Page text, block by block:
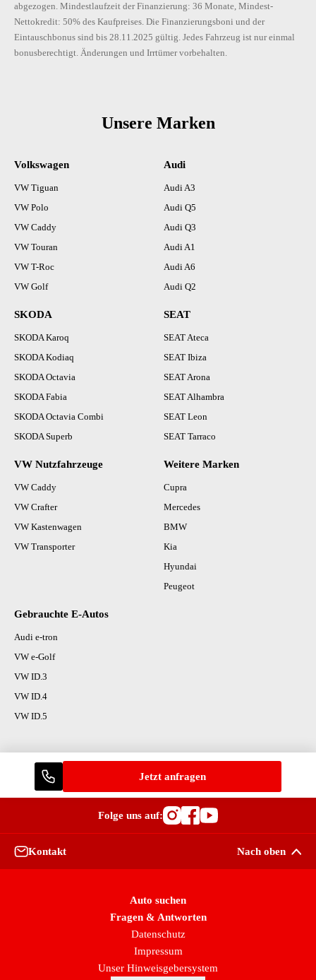
abgezogen. Mindestlaufzeit der Finanzierung: 36 Monate, Mindest-
Nettokredit: 50% des Kaufpreises. Die Finanzierungsboni und der
Eintauschbonus sind bis 28.11.2025 gültig. Jedes Fahrzeug ist nur einmal
bonusberechtigt. Änderungen und Irrtümer vorbehalten.
Unsere Marken
Volkswagen
VW Tiguan
VW Polo
VW Caddy
VW Touran
VW T-Roc
VW Golf
Audi
Audi A3
Audi Q5
Audi Q3
Audi A1
Audi A6
Audi Q2
SKODA
SKODA Karoq
SKODA Kodiaq
SKODA Octavia
SKODA Fabia
SKODA Octavia Combi
SKODA Superb
SEAT
SEAT Ateca
SEAT Ibiza
SEAT Arona
SEAT Alhambra
SEAT Leon
SEAT Tarraco
VW Nutzfahrzeuge
VW Caddy
VW Crafter
VW Kastenwagen
VW Transporter
Weitere Marken
Cupra
Mercedes
BMW
Kia
Hyundai
Peugeot
Gebrauchte E-Autos
Audi e-tron
VW e-Golf
VW ID.3
VW ID.4
VW ID.5
Jetzt anfragen
Folge uns auf:
Besuche
Besuche
Besuche
Kontakt Nach oben
Auto suchen
Fragen & Antworten
Datenschutz
Impressum
Unser Hinweisgebersystem